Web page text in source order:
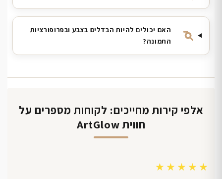
האם יכולים להיות הבדלים בצבע ובפרופורציות
התמונה?
אלפי קירות מחייכים: לקוחות מספרים על
חווית ArtGlow
★★★★★